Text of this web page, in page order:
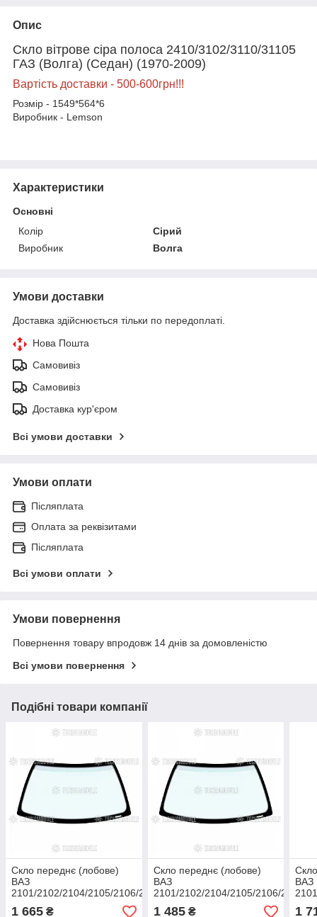
Опис
Скло вітрове сіра полоса 2410/3102/3110/31105
ГАЗ (Волга) (Седан) (1970-2009)
Вартість доставки - 500-600грн!!!
Розмір - 1549*564*6
Виробник - Lemson
Характеристики
Основні
Колір
Сірий
Виробник
Волга
Умови доставки
Доставка здійснюється тільки по передоплаті.
Нова Пошта
Самовивіз
Самовивіз
Доставка кур'єром
Всі умови доставки
Умови оплати
Післяплата
Оплата за реквізитами
Післяплата
Всі умови оплати
Умови повернення
Повернення товару впродовж 14 днів за домовленістю
Всі умови повернення
Подібні товари компанії
Скло переднє (лобове)
ВАЗ
2101/2102/2104/2105/2106/2107
/ Fiat 124/125
1 665 ₴
Скло переднє (лобове)
ВАЗ
2101/2102/2104/2105/2106/2107
/ Fiat 124/125
1 485₴
ВАЗ
/
1